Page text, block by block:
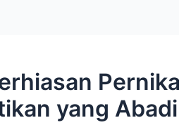
yang Abadi